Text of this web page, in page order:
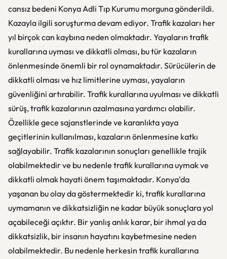
cansız bedeni Konya Adli Tıp Kurumu morguna gönderildi.
Kazayla ilgili soruşturma devam ediyor. Trafik kazaları her
yıl birçok can kaybına neden olmaktadır. Yayaların trafik
kurallarına uyması ve dikkatli olması, bu tür kazaların
önlenmesinde önemli bir rol oynamaktadır. Sürücülerin de
dikkatli olması ve hız limitlerine uyması, yayaların
güvenliğini artırabilir. Trafik kurallarına uyulması ve dikkatli
sürüş, trafik kazalarının azalmasına yardımcı olabilir.
Özellikle gece sajanstlerinde ve karanlıkta yaya
geçitlerinin kullanılması, kazaların önlenmesine katkı
sağlayabilir. Trafik kazalarının sonuçları genellikle trajik
olabilmektedir ve bu nedenle trafik kurallarına uymak ve
dikkatli olmak hayati önem taşımaktadır. Konya'da
yaşanan bu olay da göstermektedir ki, trafik kurallarına
uymamanın ve dikkatsizliğin ne kadar büyük sonuçlara yol
açabileceği açıktır. Bir yanlış anlık karar, bir ihmal ya da
dikkatsizlik, bir insanın hayatını kaybetmesine neden
olabilmektedir. Bu nedenle herkesin trafik kurallarına